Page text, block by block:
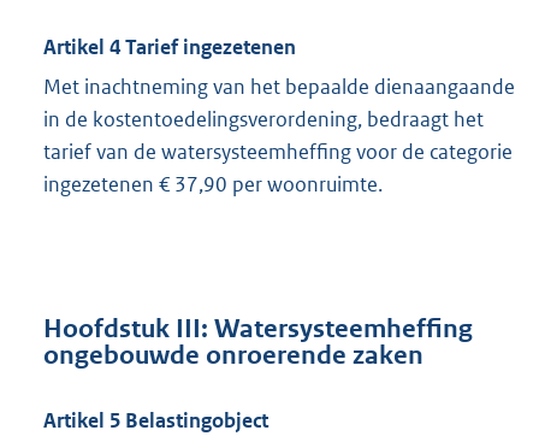
Artikel 4 Tarief ingezetenen
Met inachtneming van het bepaalde dienaangaande
in de kostentoedelingsverordening, bedraagt het
tarief van de watersysteemheffing voor de categorie
ingezetenen € 37,90 per woonruimte.
Hoofdstuk III: Watersysteemheffing
ongebouwde onroerende zaken
Artikel 5 Belastingobject